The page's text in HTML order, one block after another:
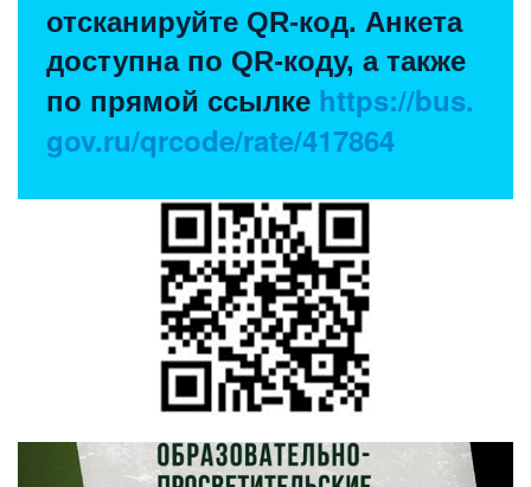
отсканируйте QR-код. Анкета
доступна по QR-коду, а также
по прямой ссылке https://bus.
gov.ru/qrcode/rate/417864